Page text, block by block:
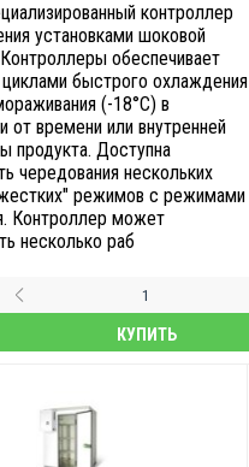
контроллер
установками шоковой
обеспечивает
циклами быстрого охлаждения
(-18°C) в
от времени или внутренней
продукта. Доступна
чередования нескольких
режимов с режимами
Контроллер может
несколько раб
КУПИТЬ